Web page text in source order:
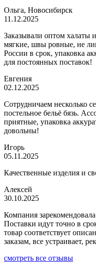
Ольга, Новосибирск
11.12.2025
Заказывали оптом халаты
мягкие, швы ровные, не
России в срок, упаковка
для постоянных поставок!
Евгения
02.12.2025
Сотрудничаем несколько
постельное бельё бязь.
приятные, упаковка
довольны!
Игорь
05.11.2025
Качественные изделия и
Алексей
30.10.2025
Компания
Поставки идут точно в
товар соответствует
заказам, все устраивает,
смотреть все отзывы